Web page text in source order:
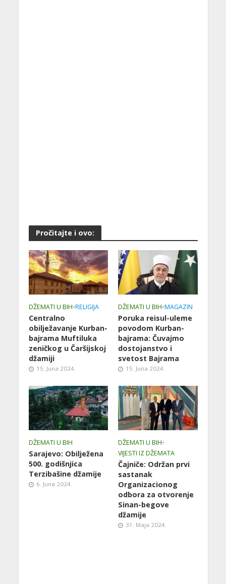
Pročitajte i ovo:
DŽEMATI U BIH•RELIGIJA
Centralno
obilježavanje Kurban-
bajrama Muftiluka
zeničkog u Čaršijskoj
džamiji
15. Juna 2024.
DŽEMATI U BIH•MAGAZIN
Poruka reisul-uleme
povodom Kurban-
bajrama: Čuvajmo
dostojanstvo i
svetost Bajrama
15. Juna 2024.
DŽEMATI U BIH
Sarajevo: Obilježena
500. godišnjica
Terzibašine džamije
6. Juna 2024.
DŽEMATI U BIH•
VIJESTI IZ DŽEMATA
Čajniče: Održan prvi
sastanak
Organizacionog
odbora za otvorenje
Sinan-begove
džamije
31. Maja 2024.